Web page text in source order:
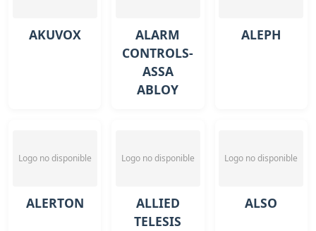
AKUVOX
ALARM
CONTROLS-
ASSA
ABLOY
ALEPH
Logo no disponible
ALERTON
Logo no disponible
ALLIED
TELESIS
Logo no disponible
ALSO